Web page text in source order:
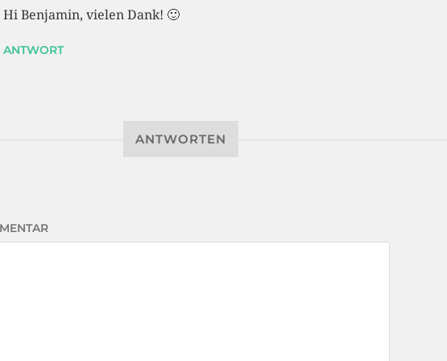
Hi Benjamin, vielen Dank! 🙂
ANTWORT
ANTWORTEN